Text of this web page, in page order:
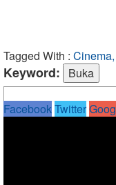
Tagged With :
Keyword:
FacebookTwitter